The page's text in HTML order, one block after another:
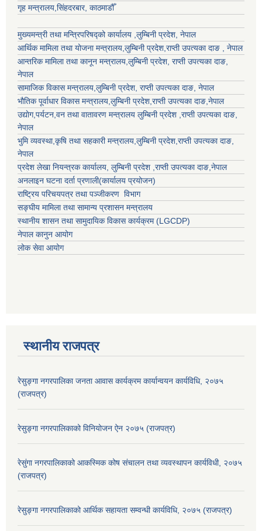
गृह मन्त्रालय,सिंहदरबार, काठमाडौँ
मुख्यमन्त्री तथा मन्त्रिपरिषद्को कार्यालय ,लुम्बिनी प्रदेश, नेपाल
आर्थिक मामिला तथा योजना मन्त्रालय,लुम्बिनी प्रदेश,राप्ती उपत्यका दाङ , नेपाल
आन्तरिक मामिला तथा कानून मन्त्रालय,लुम्बिनी प्रदेश, राप्ती उपत्यका दाङ,
नेपाल
सामाजिक विकास मन्त्रालय,लुम्बिनी प्रदेश, राप्ती उपत्यका दाङ, नेपाल
भौतिक पूर्वाधार विकास मन्त्रालय,लुम्बिनी प्रदेश,राप्ती उपत्यका दाङ,नेपाल
उद्याेग,पर्यटन,वन तथा वातावरण मन्त्रालय लुम्बिनी प्रदेश ,राप्ती उपत्यका दाङ,
नेपाल
भुमि व्यवस्था,कृषि तथा सहकारी मन्त्रालय,लुम्बिनी प्रदेश,राप्ती उपत्यका दाङ,
नेपाल
प्रदेश लेखा नियन्त्रक कार्यालय, लुम्बिनी प्रदेश ,राप्ती उपत्यका दाङ,नेपाल
अनलाइन घटना दर्ता प्रणाली(कार्यालय प्रयोजन)
राष्ट्रिय परिचयपत्र तथा पञ्जीकरण विभाग
सङ्घीय मामिला तथा सामान्य प्रशासन मन्त्रालय
स्थानीय शासन तथा सामुदायिक विकास कार्यक्रम (LGCDP)
नेपाल कानुन आयोग
लोक सेवा आयोग
स्थानीय राजपत्र
रेसुङ्गा नगरपालिका जनता आवास कार्यक्रम कार्यान्वयन कार्यविधि, २०७५
(राजपत्र)
रेसुङ्गा नगरपालिकाको विनियोजन ऐन २०७५ (राजपत्र)
रेसुंगा नगरपालिकाको आकस्मिक कोष संचालन तथा व्यवस्थापन कार्यविधी, २०७५
(राजपत्र)
रेसुङ्गा नगरपालिकाको आर्थिक सहायता सम्वन्धी कार्यविधि, २०७५ (राजपत्र)